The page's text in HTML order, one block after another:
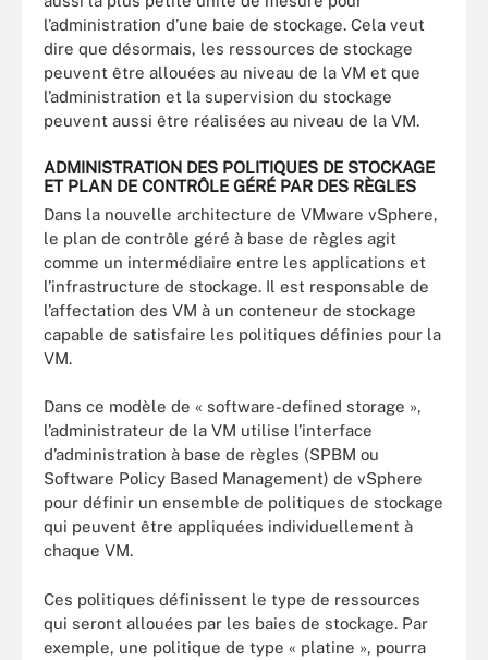
l’administration d’une baie de stockage. Cela veut
dire que désormais, les ressources de stockage
peuvent être allouées au niveau de la VM et que
l’administration et la supervision du stockage
peuvent aussi être réalisées au niveau de la VM.
ADMINISTRATION DES POLITIQUES DE STOCKAGE
ET PLAN DE CONTRÔLE GÉRÉ PAR DES RÈGLES
Dans la nouvelle architecture de VMware vSphere,
le plan de contrôle géré à base de règles agit
comme un intermédiaire entre les applications et
l’infrastructure de stockage. Il est responsable de
l’affectation des VM à un conteneur de stockage
capable de satisfaire les politiques définies pour la
VM.
Dans ce modèle de « software-defined storage »,
l’administrateur de la VM utilise l’interface
d’administration à base de règles (SPBM ou
Software Policy Based Management) de vSphere
pour définir un ensemble de politiques de stockage
qui peuvent être appliquées individuellement à
chaque VM.
Ces politiques définissent le type de ressources
qui seront allouées par les baies de stockage. Par
exemple, une politique de type « platine », pourra